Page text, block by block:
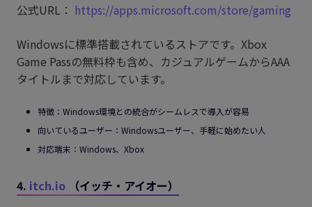
公式URL： https://apps.microsoft.com/store/gaming
Windowsに標準搭載されているストアです。Xbox
Game Passの無料枠も含め、カジュアルゲームからAAA
タイトルまで対応しています。
特徴：Windows環境との統合がシームレスで導入が容易
向いているユーザー：Windowsユーザー、手軽に始めたい人
対応端末：Windows、Xbox
4. itch.io （イッチ・アイオー）